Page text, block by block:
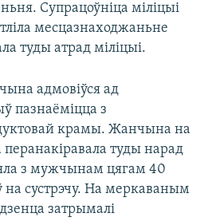
Супрацоўніца міліцыі
месцазнаходжаньне
туды атрад міліцыі.
адмовіўся ад
пазнаёміцца з
крамы. Жанчына на
туды нарад
з мужчынам цягам 40
на сустрэчу. На меркаваным
затрымалі